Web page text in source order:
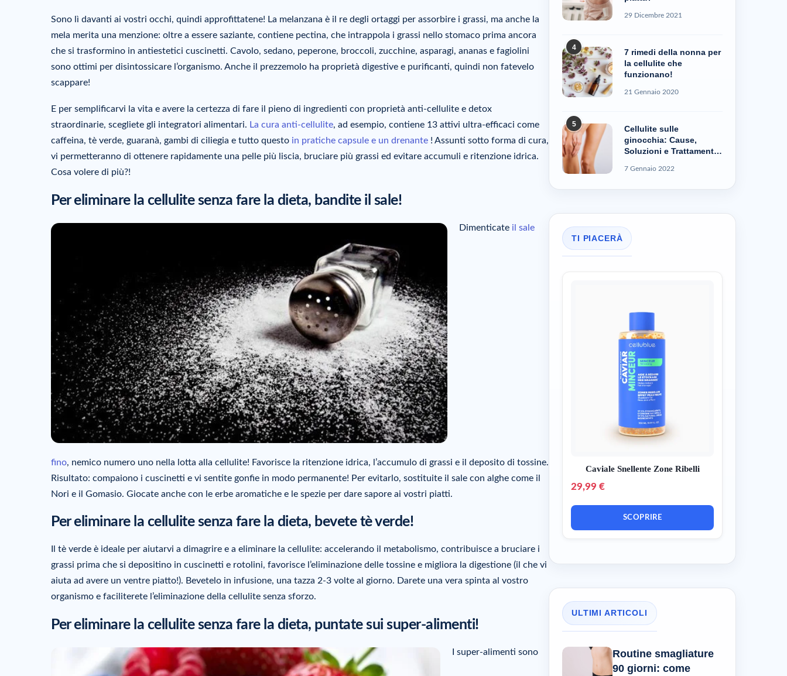
Sono lì davanti ai vostri occhi, quindi approfittatene! La melanzana è il re degli ortaggi per assorbire i grassi, ma anche la
mela merita una menzione: oltre a essere saziante, contiene pectina, che intrappola i grassi nello stomaco prima ancora
che si trasformino in antiestetici cuscinetti. Cavolo, sedano, peperone, broccoli, zucchine, asparagi, ananas e fagiolini
sono ottimi per disintossicare l’organismo. Anche il prezzemolo ha proprietà digestive e purificanti, quindi non fatevelo
scappare!
E per semplificarvi la vita e avere la certezza di fare il pieno di ingredienti con proprietà anti-cellulite e detox
straordinarie, scegliete gli integratori alimentari. La cura anti-cellulite, ad esempio, contiene 13 attivi ultra-efficaci come
caffeina, tè verde, guaranà, gambi di ciliegia e tutto questo in pratiche capsule e un drenante ! Assunti sotto forma di cura,
vi permetteranno di ottenere rapidamente una pelle più liscia, bruciare più grassi ed evitare accumuli e ritenzione idrica.
Cosa volere di più?!
Per eliminare la cellulite senza fare la dieta, bandite il sale!
Dimenticate il sale
fino, nemico numero uno nella lotta alla cellulite! Favorisce la ritenzione idrica, l’accumulo di grassi e il deposito di tossine.
Risultato: compaiono i cuscinetti e vi sentite gonfie in modo permanente! Per evitarlo, sostituite il sale con alghe come il
Nori e il Gomasio. Giocate anche con le erbe aromatiche e le spezie per dare sapore ai vostri piatti.
Per eliminare la cellulite senza fare la dieta, bevete tè verde!
Il tè verde è ideale per aiutarvi a dimagrire e a eliminare la cellulite: accelerando il metabolismo, contribuisce a bruciare i
grassi prima che si depositino in cuscinetti e rotolini, favorisce l’eliminazione delle tossine e migliora la digestione (il che vi
aiuta ad avere un ventre piatto!). Bevetelo in infusione, una tazza 2-3 volte al giorno. Darete una vera spinta al vostro
organismo e faciliterete l’eliminazione della cellulite senza sforzo.
Per eliminare la cellulite senza fare la dieta, puntate sui super-alimenti!
I super-alimenti sono
29 Dicembre 2021
4
7 rimedi della nonna per
la cellulite che
funzionano!
21 Gennaio 2020
5
Cellulite sulle
ginocchia: Cause,
Soluzioni e Trattamenti
7 Gennaio 2022
TI PIACERÀ
Caviale Snellente Zone Ribelli
29,99 €
SCOPRIRE
ULTIMI ARTICOLI
Routine smagliature
90 giorni: come